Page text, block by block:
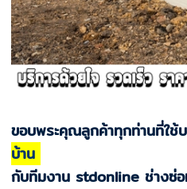
ขอบพระคุณลูกค้าทุกท่านที่ใช้
บ้าน
กับทีมงาน stdonline ช่างซ่